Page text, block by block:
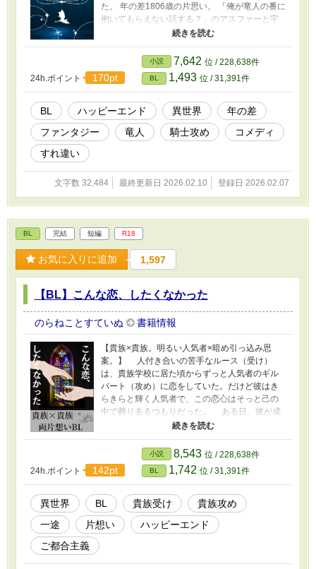
た。 年の差1806歳の片思い。 「俺が竜人の番に
抱いてもらえない話する？」のアスファーと宇
一が出会うちょっと前のお話。 少年騎士×竜人/
年の差/敬語攻め/溺愛受け/ ※ブログサイトに掲
載していた話の転載です。
24h.ポイント 170pt
小説 7,642 位 / 228,638件
BL 1,493 位 / 31,391件
BL ハッピーエンド 異世界
年の差
ファンタジー
竜人 騎士攻め
コメディ
すれ違い
文字数 32,484 最終更新日 2026.02.10 登録日 2026.02.07
BL 完結 短編 R18
お気に入りに追加 1,597
【BL】こんな恋、したくなかった
のらねことすていぬ 書籍情報
【貴族×貴族。明るい人気者×暗め引っ込み思
案。】 人付き合いの苦手なルース（受け）
は、貴族学校に居た頃からずっと人気者のギル
バート（攻め）に恋をしていた。だけど彼はき
らきらと輝く人気者で、この恋心はそっと己の
中で葬り去るつもりだった。 ある日、彼が成
り上がりの令嬢に恋をしていると聞く。苦しい
気持ちを抑えつつ、二人の恋を応援しようとす
るルースだが……。 ※ご都合主義、ハッピーエ
ンド
24h.ポイント
142pt
小説 8,543 位 / 228,638件
BL 1,742 位 / 31,391件
異世界 BL 貴族受け
貴族攻め
一途
片想い
ハッピーエンド
ご都合主義